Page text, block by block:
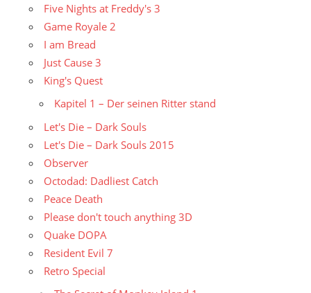
Five Nights at Freddy's 3
Game Royale 2
I am Bread
Just Cause 3
King's Quest
Kapitel 1 – Der seinen Ritter stand
Let's Die – Dark Souls
Let's Die – Dark Souls 2015
Observer
Octodad: Dadliest Catch
Peace Death
Please don't touch anything 3D
Quake DOPA
Resident Evil 7
Retro Special